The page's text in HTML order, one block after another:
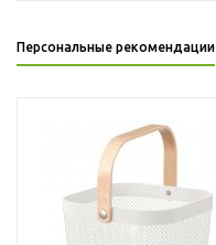
Персональные рекомендации